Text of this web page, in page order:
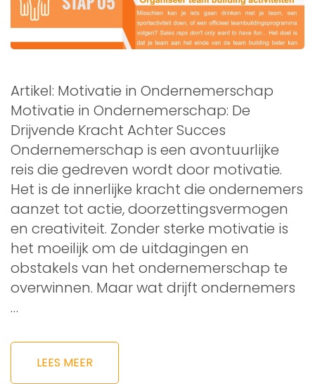
Artikel: Motivatie in Ondernemerschap
Motivatie in Ondernemerschap: De
Drijvende Kracht Achter Succes
Ondernemerschap is een avontuurlijke
reis die gedreven wordt door motivatie.
Het is de innerlijke kracht die ondernemers
aanzet tot actie, doorzettingsvermogen
en creativiteit. Zonder sterke motivatie is
het moeilijk om de uitdagingen en
obstakels van het ondernemerschap te
overwinnen. Maar wat drijft ondernemers
…
LEES MEER